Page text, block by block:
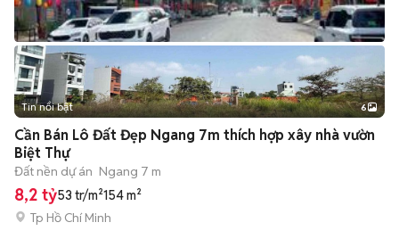
+2
Tin nổi bật 6
Cần Bán Lô Đất Đẹp Ngang 7m thích hợp xây nhà vườn
Biệt Thự
Đất nền dự án Ngang 7 m
8,2 tỷ53 tr/m²154 m²
Tp Hồ Chí Minh